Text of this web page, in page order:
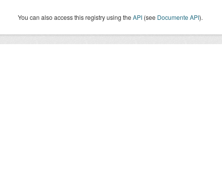
You can also access this registry using theAPI (see Documente API).